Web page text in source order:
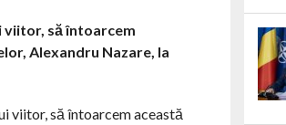
viitor, să întoarcem
Alexandru Nazare, la
viitor, să întoarcem această